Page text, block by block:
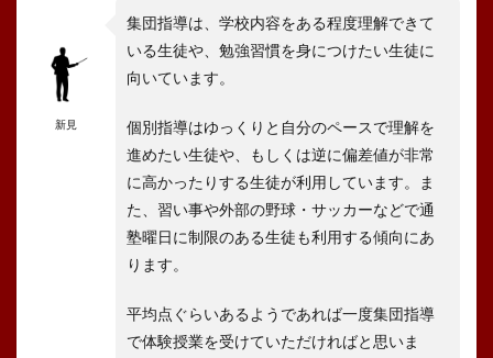
新見
集団指導は、学校内容をある程度理解できて
いる生徒や、勉強習慣を身につけたい生徒に
向いています。
個別指導はゆっくりと自分のペースで理解を
進めたい生徒や、もしくは逆に偏差値が非常
に高かったりする生徒が利用しています。ま
た、習い事や外部の野球・サッカーなどで通
塾曜日に制限のある生徒も利用する傾向にあ
ります。
平均点ぐらいあるようであれば一度集団指導
で体験授業を受けていただければと思いま